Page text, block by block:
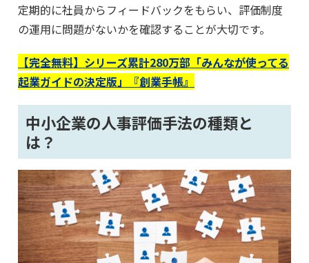
定期的に社員からフィードバックをもらい、評価制度
の運用に問題がないかを確認することが大切です。
【完全無料】シリーズ累計280万部「みんなが使ってる
起業ガイドの決定版」『創業手帳』
中小企業の人事評価手法の種類と
は？